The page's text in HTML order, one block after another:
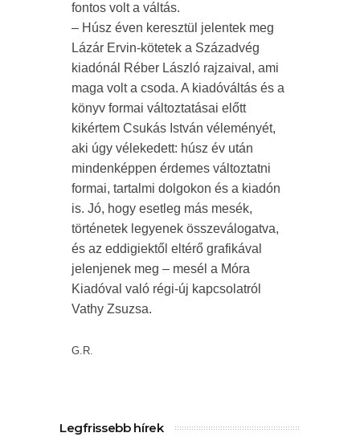
fontos volt a váltás.
– Húsz éven keresztül jelentek meg
Lázár Ervin-kötetek a Századvég
kiadónál Réber László rajzaival, ami
maga volt a csoda. A kiadóváltás és a
könyv formai változtatásai előtt
kikértem Csukás István véleményét,
aki úgy vélekedett: húsz év után
mindenképpen érdemes változtatni
formai, tartalmi dolgokon és a kiadón
is. Jó, hogy esetleg más mesék,
történetek legyenek összeválogatva,
és az eddigiektől eltérő grafikával
jelenjenek meg – mesél a Móra
Kiadóval való régi-új kapcsolatról
Vathy Zsuzsa.
G.R.
Legfrissebb hírek